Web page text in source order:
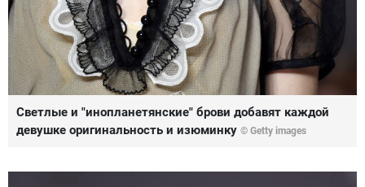
Светлые и "инопланетянские" брови добавят каждой
девушке оригинальность и изюминку © Getty images